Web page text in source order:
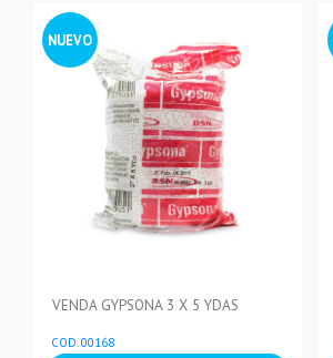
NUEVO
VENDA GYPSONA 3 X 5 YDAS
COD. 00168